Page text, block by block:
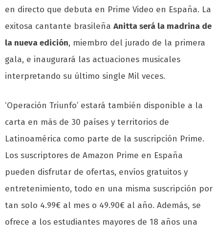
en directo que debuta en Prime Video en España. La
exitosa cantante brasileña Anitta será la madrina de
la nueva edición, miembro del jurado de la primera
gala, e inaugurará las actuaciones musicales
interpretando su último single Mil veces.
‘Operación Triunfo’ estará también disponible a la
carta en más de 30 países y territorios de
Latinoamérica como parte de la suscripción Prime.
Los suscriptores de Amazon Prime en España
pueden disfrutar de ofertas, envíos gratuitos y
entretenimiento, todo en una misma suscripción por
tan solo 4.99€ al mes o 49.90€ al año. Además, se
ofrece a los estudiantes mayores de 18 años una